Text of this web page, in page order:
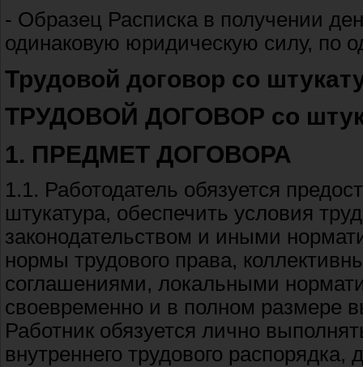
- Образец Расписка в получении
одинаковую юридическую силу, по
Трудовой договор со
ТРУДОВОЙ ДОГОВОР со
1. ПРЕДМЕТ ДОГОВОРА
1.1. Работодатель обязуется
штукатура, обеспечить условия
законодательством и иными
нормы трудового права,
соглашениями, локальными
своевременно и в полном размере
Работник обязуется лично
внутреннего трудового